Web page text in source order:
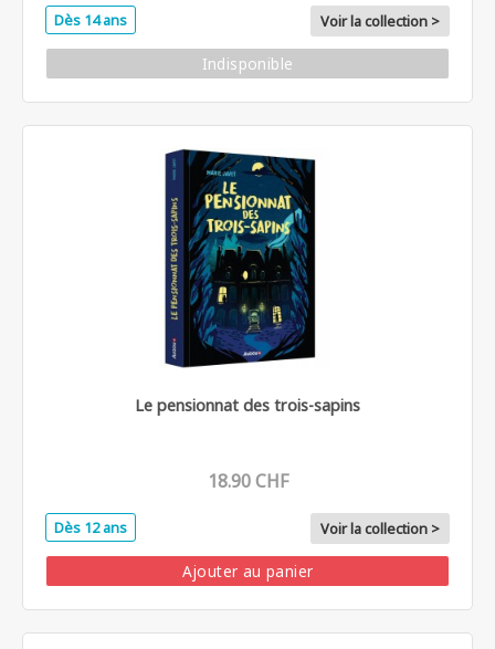
Dès 14 ans Voir la collection >
Indisponible
Le pensionnat des trois-sapins
18.90 CHF
Dès 12 ans Voir la collection >
Ajouter au panier